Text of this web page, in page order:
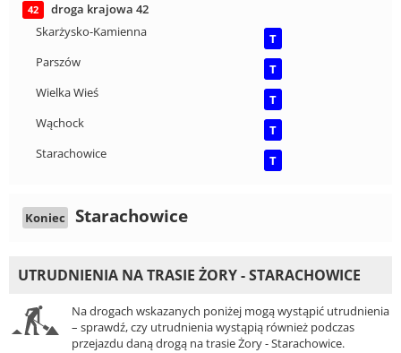
42
droga krajowa 42
Skarżysko-Kamienna
T
Parszów
T
Wielka Wieś
T
Wąchock
T
Starachowice
T
Koniec Starachowice
UTRUDNIENIA NA TRASIE ŻORY - STARACHOWICE
Na drogach wskazanych poniżej mogą wystąpić utrudnienia
– sprawdź, czy utrudnienia wystąpią również podczas
przejazdu daną drogą na trasie Żory - Starachowice.